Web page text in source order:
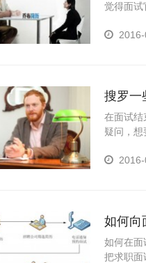
觉得面试
搜罗一
在面试结
疑问，
如何向
如何在面
把求职面